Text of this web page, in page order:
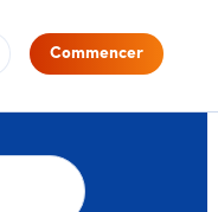
Commencer